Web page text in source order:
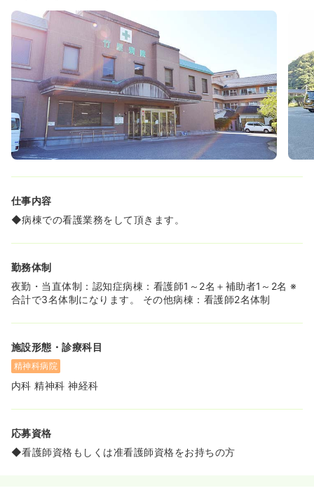
5時間以内には収まっています。
≪アットホームな環境なので、経験が浅い方でも安心な環
境です♪≫
◆第2新卒の方の入職実績がある病院です！
◆病棟全体で教える雰囲気がある環境で、相談は気軽にす
ることができる環境です♪
◆無記名の意見箱があるので、それを利用しながら、相談
することも可能です！
≪正看護師資格取得をお考えの方にもおすすめです★≫
◆以前から看護学校に通いながら、資格取得をされた方が
いらっしゃいる環境です。
り、学費も全額に近い金額を病院側が負担をしています！
仕事内容
◆病棟での看護業務をして頂きます。
勤務体制
夜勤・当直体制：認知症病棟：看護師1～2名＋補助者1～2名 ※
合計で3名体制になります。 その他病棟：看護師2名体制
施設形態・診療科目
精神科病院
内科 精神科 神経科
応募資格
◆看護師資格もしくは准看護師資格をお持ちの方